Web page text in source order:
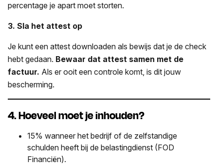
percentage je apart moet storten.
3. Sla het attest op
Je kunt een attest downloaden als bewijs dat je de check
hebt gedaan. Bewaar dat attest samen met de
factuur. Als er ooit een controle komt, is dit jouw
bescherming.
4. Hoeveel moet je inhouden?
15% wanneer het bedrijf of de zelfstandige
schulden heeft bij de belastingdienst (FOD
Financiën).